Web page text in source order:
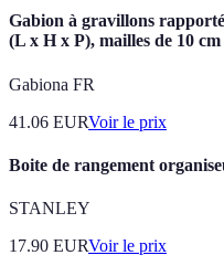
Gabion à gravillons
(L x H x P), mailles de 10
Gabiona FR
41.06 EURVoir le prix
Boite de rangement
STANLEY
17.90 EURVoir le prix